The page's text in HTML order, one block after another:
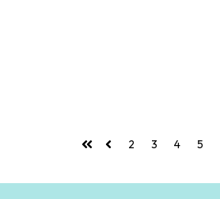
PrimeraAnterior
2 3 4 5